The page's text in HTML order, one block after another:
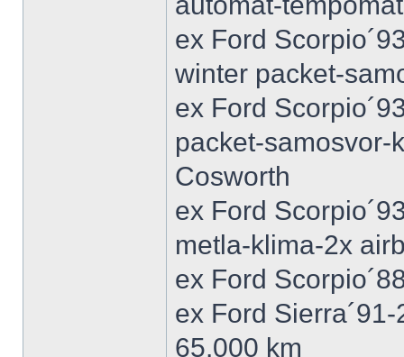
ex Ford
winter packet-
ex Ford
packet-samosvor-
Cosworth
ex Ford
metla-klima-2x
ex Ford
ex Ford
65.000 km